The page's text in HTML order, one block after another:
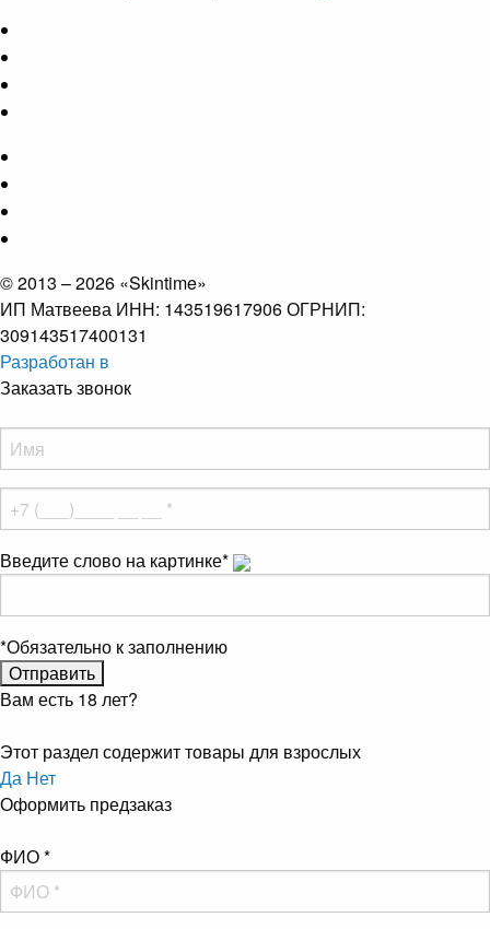
© 2013 – 2026 «Skintime»
ИП Матвеева ИНН: 143519617906 ОГРНИП:
309143517400131
Разработан в
Заказать звонок
Введите слово на картинке*
*Обязательно к заполнению
Вам есть 18 лет?
Этот раздел содержит товары для взрослых
Да Нет
Оформить предзаказ
ФИО*